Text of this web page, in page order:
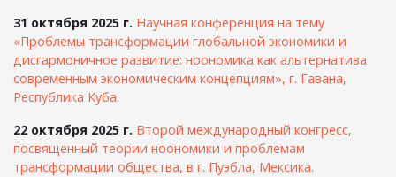
31 октября 2025 г. Научная конференция на тему
«Проблемы трансформации глобальной экономики и
дисгармоничное развитие: ноономика как альтернатива
современным экономическим концепциям», г. Гавана,
Республика Куба.
22 октября 2025 г. Второй международный конгресс,
посвященный теории ноономики и проблемам
трансформации общества, в г. Пуэбла, Мексика.